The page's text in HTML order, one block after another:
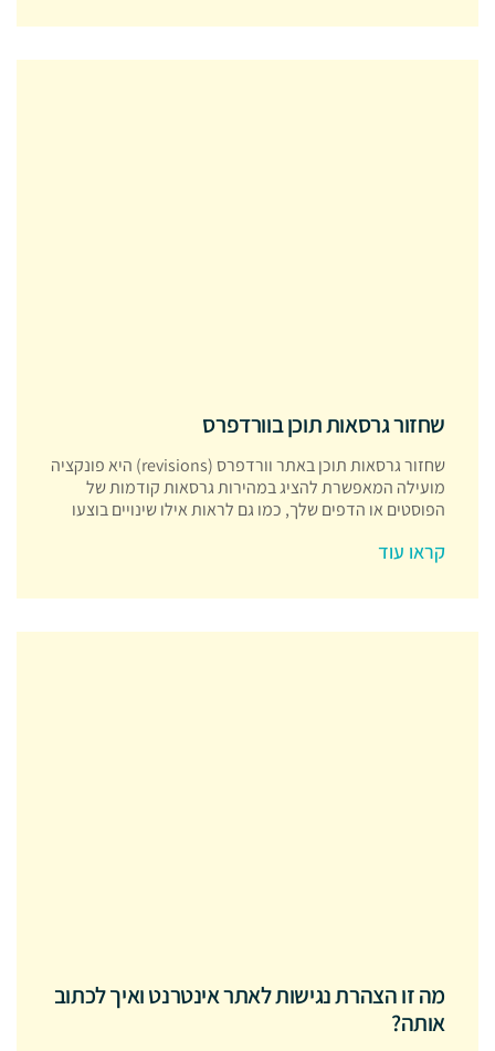
שחזור גרסאות תוכן בוורדפרס
שחזור גרסאות תוכן באתר וורדפרס (revisions) היא פונקציה
מועילה המאפשרת להציג במהירות גרסאות קודמות של
הפוסטים או הדפים שלך, כמו גם לראות אילו שינויים בוצעו
קראו עוד
מה זו הצהרת נגישות לאתר אינטרנט ואיך לכתוב
אותה?